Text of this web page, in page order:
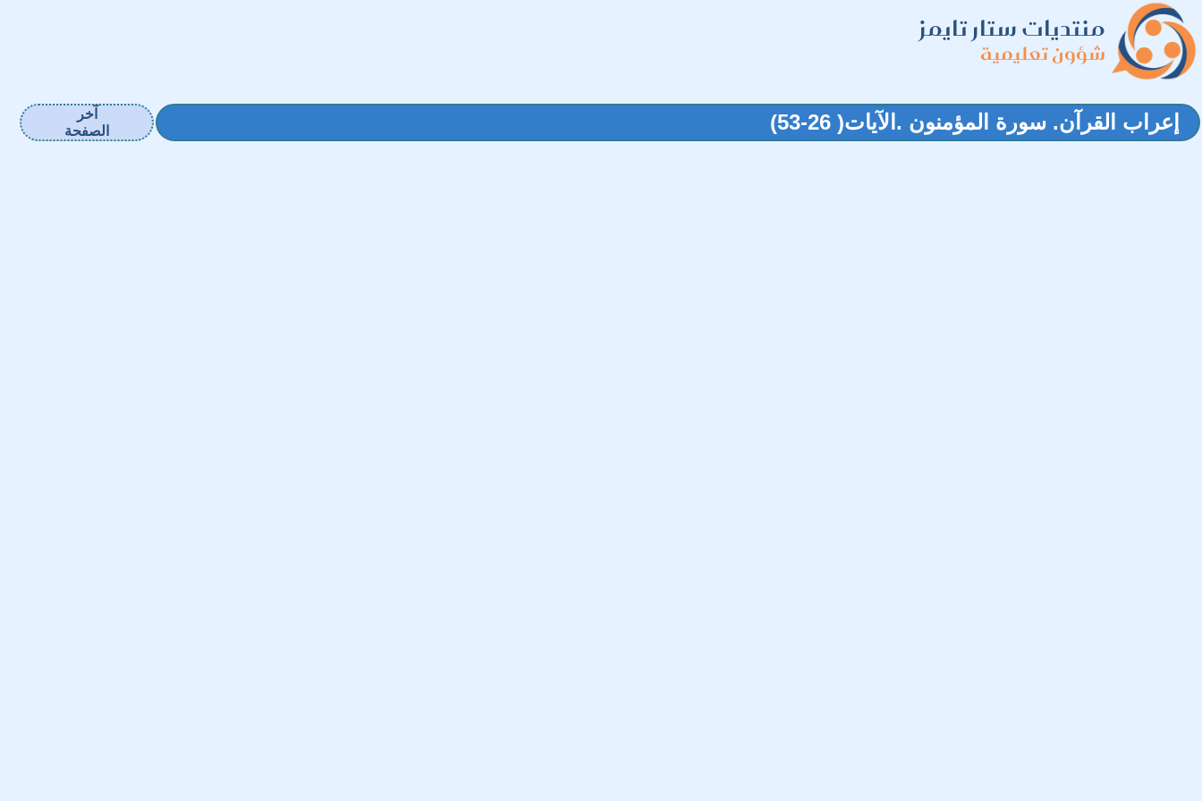
منتديات ستار تايمز
شؤون تعليمية
إعراب القرآن. سورة المؤمنون .الآيات( 26-53)
آخر
الصفحة